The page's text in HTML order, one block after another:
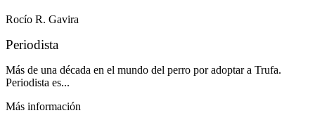
Rocío R. Gavira
Periodista
Más de una década en el mundo del perro por adoptar a Trufa.
Periodista es...
Más información